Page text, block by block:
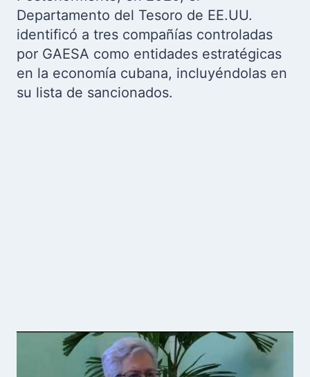
Departamento del Tesoro de EE.UU.
identificó a tres compañías controladas
por GAESA como entidades estratégicas
en la economía cubana, incluyéndolas en
su lista de sancionados.